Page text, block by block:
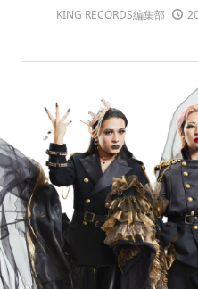
KING RECORDS編集部